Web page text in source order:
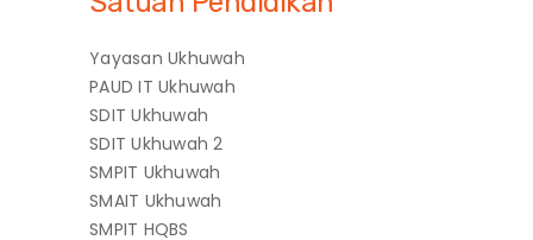
Yayasan Ukhuwah
PAUD IT Ukhuwah
SDIT Ukhuwah
SDIT Ukhuwah 2
SMPIT Ukhuwah
SMAIT Ukhuwah
SMPIT HQBS